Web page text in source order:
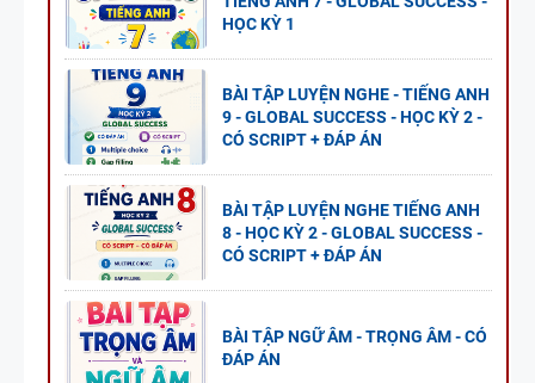
HỌC KỲ 1
BÀI TẬP LUYỆN NGHE - TIẾNG ANH
9 - GLOBAL SUCCESS - HỌC KỲ 2 -
CÓ SCRIPT + ĐÁP ÁN
BÀI TẬP LUYỆN NGHE TIẾNG ANH
8 - HỌC KỲ 2 - GLOBAL SUCCESS -
CÓ SCRIPT + ĐÁP ÁN
BÀI TẬP NGỮ ÂM - TRỌNG ÂM - CÓ
ĐÁP ÁN